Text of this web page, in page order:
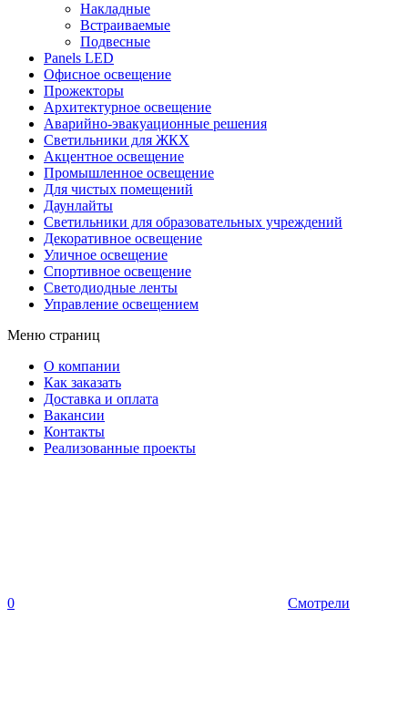
Накладные
Встраиваемые
Подвесные
Panels LED
Офисное освещение
Прожекторы
Архитектурное освещение
Аварийно-эвакуационные решения
Светильники для ЖКХ
Акцентное освещение
Промышленное освещение
Для чистых помещений
Даунлайты
Светильники для образовательных учреждений
Декоративное освещение
Уличное освещение
Спортивное освещение
Светодиодные ленты
Управление освещением
Меню страниц
О компании
Как заказать
Доставка и оплата
Вакансии
Контакты
Реализованные проекты
0 Смотрели